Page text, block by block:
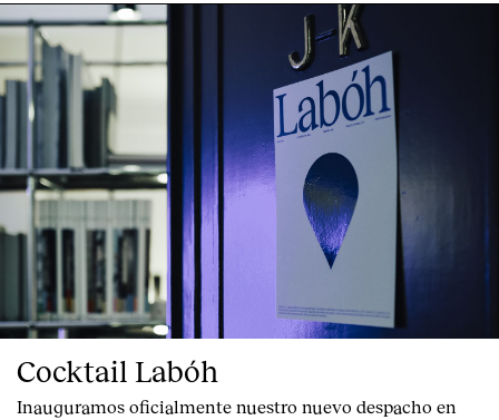
Cocktail Labóh
Inauguramos oficialmente nuestro nuevo despacho en